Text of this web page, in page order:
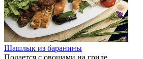
Шашлык из баранины
Подается с овощами на гриле.